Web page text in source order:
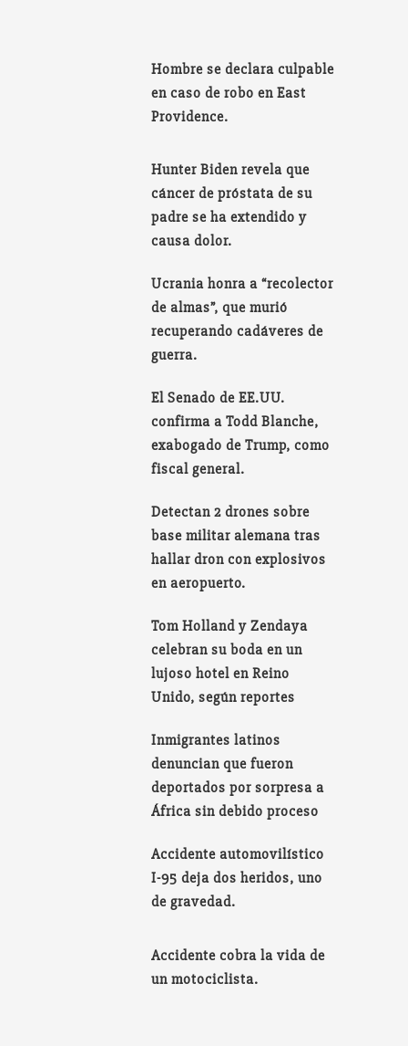
Hombre se declara culpable
en caso de robo en East
Providence.
Hunter Biden revela que
cáncer de próstata de su
padre se ha extendido y
causa dolor.
Ucrania honra a “recolector
de almas”, que murió
recuperando cadáveres de
guerra.
El Senado de EE.UU.
confirma a Todd Blanche,
exabogado de Trump, como
fiscal general.
Detectan 2 drones sobre
base militar alemana tras
hallar dron con explosivos
en aeropuerto.
Tom Holland y Zendaya
celebran su boda en un
lujoso hotel en Reino
Unido, según reportes
Inmigrantes latinos
denuncian que fueron
deportados por sorpresa a
África sin debido proceso
Accidente automovilístico
I-95 deja dos heridos, uno
de gravedad.
Accidente cobra la vida de
un motociclista.